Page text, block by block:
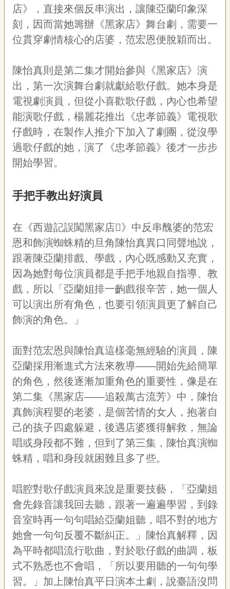
我
們
隱
宣
告
資
訊
網
站
導
覽
絡
我
資
訊
全
政
策
資
訊
政
網
站
資
料
開
放
宣
告
網
站
a
b
o
o
R
店》，直接來個反串演出，讓陳亞蘭印象深
刻，因而當她籌辦《黑家店》舞台劇，需要一
位貫穿劇情核心的店婆，范宏恩便脫穎而出。
陳怡真則是第二集才開始參與《黑家店》演
出，第一次演舞台劇就獻給歌仔戲。她本身是
電視劇演員，但從小喜歡歌仔戲，內心也希望
能演歌仔戲，楊麗花推出《忠孝節義》電視歌
仔戲時，在製作人推介下加入了劇團，從沒學
過歌仔戲的她，演了《忠孝節義》後才一步步
開始學習。
手把手教出好演員
在《西遊記誤闖黑家店􀀔》中反串醜婆的范宏
恩和飾演蜘蛛精的旦角陳怡真異口同聲地說，
跟著陳亞蘭排戲、學戲，內心既感動又充實，
因為她對每位演員都是手把手地親自指導、教
戲，所以「亞蘭姐排一齣戲很辛苦，她一個人
可以演出所有角色，也要引領演員更了解自己
飾演的角色。」
面對范宏恩與陳怡真這樣毫無經驗的演員，陳
亞蘭採用漸進式方法來教導——開始先給簡單
的角色，然後逐漸加重角色的重要性，像是在
第二集《黑家店——追殺萬古流芳》中，陳怡
真飾演程嬰的老婆，是個苦情的女人，抱著自
己的孩子四處躲避，後遇店婆獲得解救，無論
唱或身段都不難，但到了第三集，陳怡真演蜘
蛛精，唱和身段就困難且多了些。
唱腔對歌仔戲演員來說是重要技藝，「亞蘭姐
會先錄音讓我回去聽，跟著一遍遍學習，到錄
音室時再一句句唱給亞蘭姐聽，唱不對的地方
她會一句句反覆不斷糾正。」陳怡真解釋，因
為平時都唱流行歌曲，對於歌仔戲的曲調，板
式不熟悉也不會唱，「所以要用聽的一句句學
習。」加上陳怡真平日演本土劇，說臺語沒問